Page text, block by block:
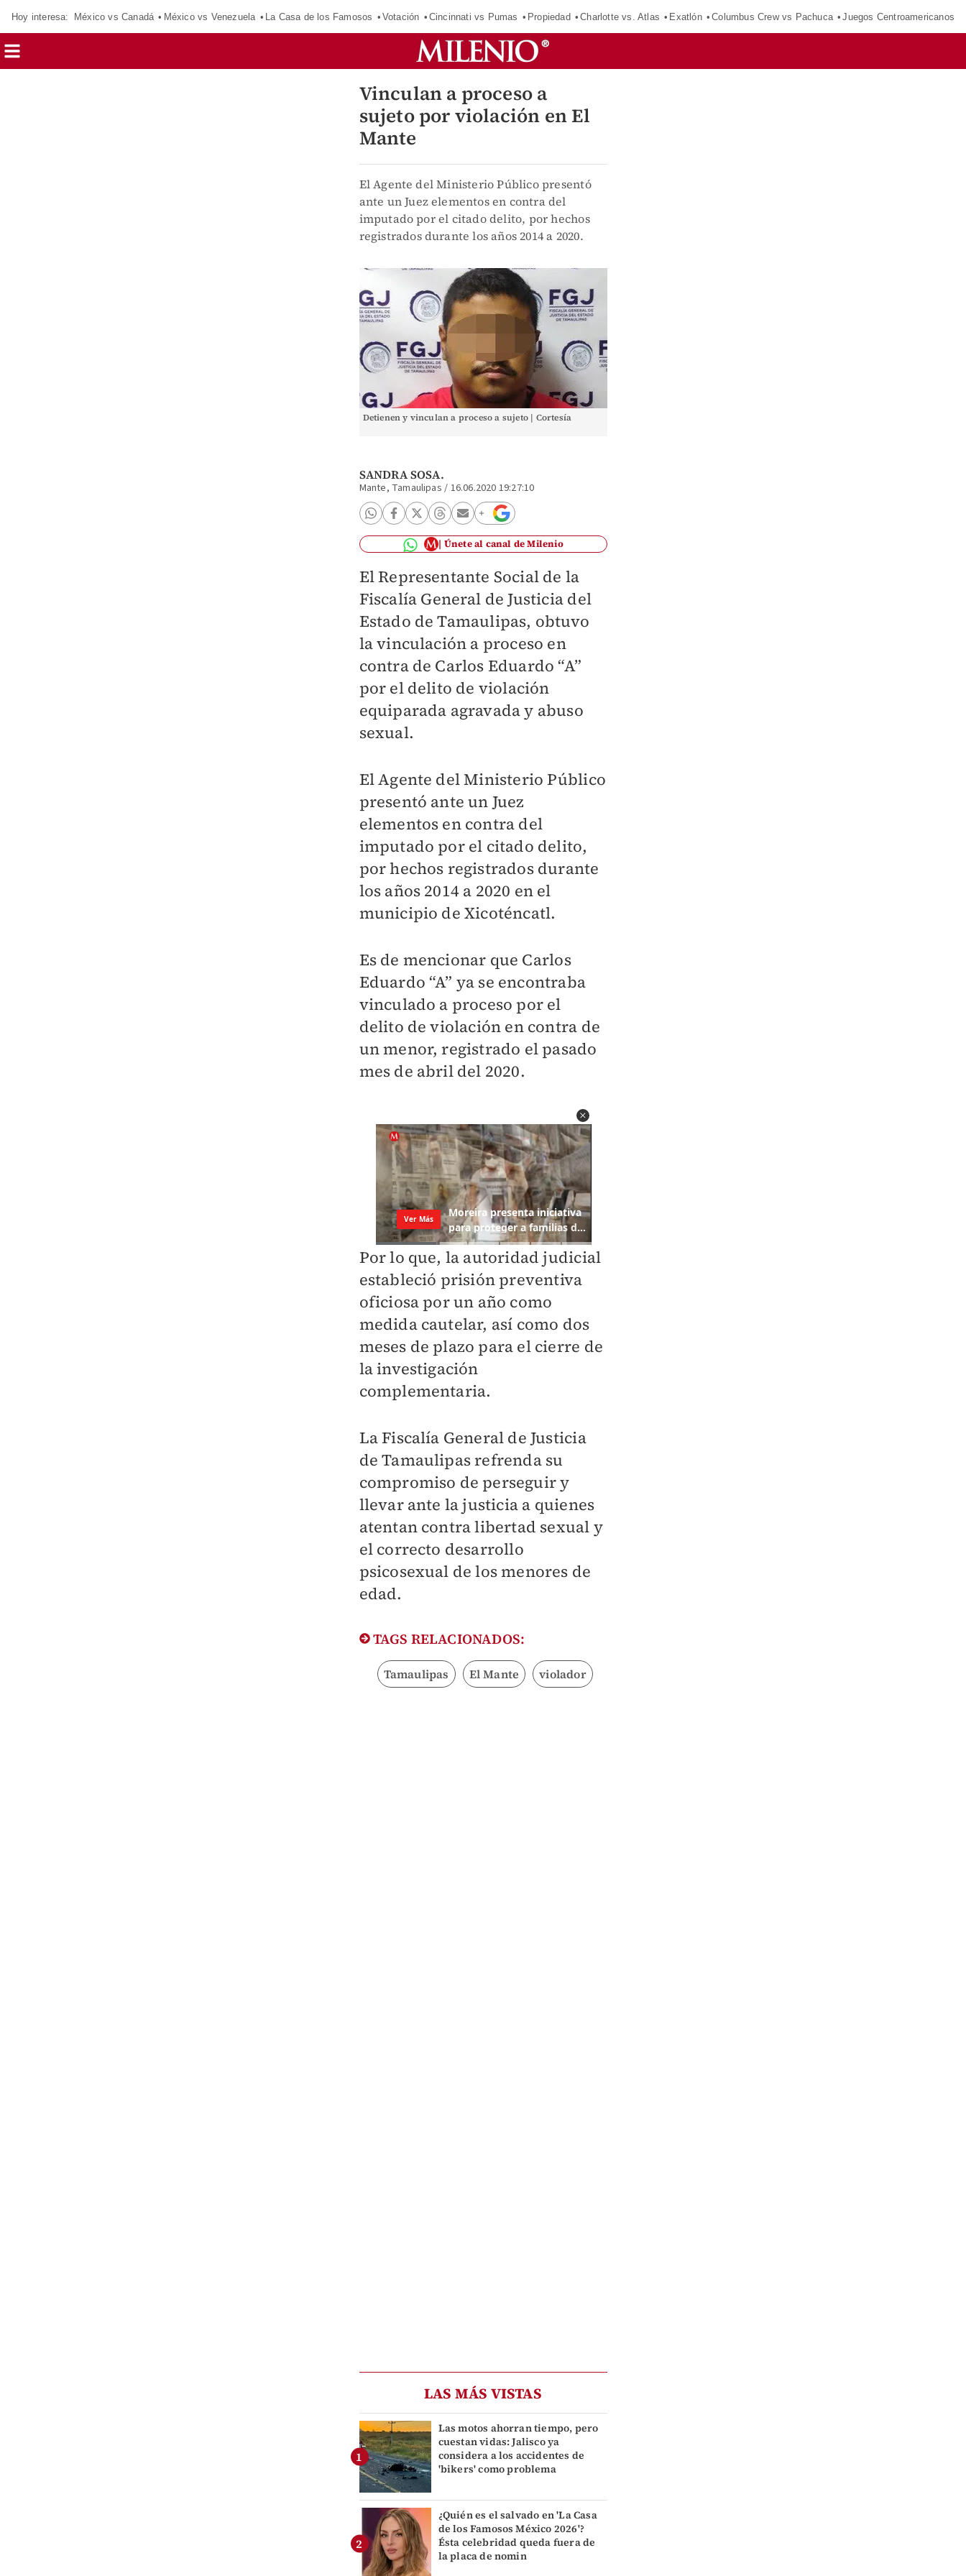
Hoy interesa: México vs Canadá México vs Venezuela La Casa de los Famosos Votación Cincinnati vs Pumas Propiedad Charlotte vs. Atlas Exatlón Columbus Crew vs Pachuca Juegos Centroamericanos
Vinculan a proceso a
sujeto por violación en El
Mante
El Agente del Ministerio Público presentó
ante un Juez elementos en contra del
imputado por el citado delito, por hechos
registrados durante los años 2014 a 2020.
Detienen y vinculan a proceso a sujeto | Cortesía
SANDRA SOSA.
Mante, Tamaulipas / 16.06.2020 19:27:10
Únete al canal de Milenio
El Representante Social de la
Fiscalía General de Justicia del
Estado de Tamaulipas, obtuvo
la vinculación a proceso en
contra de Carlos Eduardo “A”
por el delito de violación
equiparada agravada y abuso
sexual.
El Agente del Ministerio Público
presentó ante un Juez
elementos en contra del
imputado por el citado delito,
por hechos registrados durante
los años 2014 a 2020 en el
municipio de Xicoténcatl.
Es de mencionar que Carlos
Eduardo “A” ya se encontraba
vinculado a proceso por el
delito de violación en contra de
un menor, registrado el pasado
mes de abril del 2020.
Por lo que, la autoridad judicial
estableció prisión preventiva
oficiosa por un año como
medida cautelar, así como dos
meses de plazo para el cierre de
la investigación
complementaria.
La Fiscalía General de Justicia
de Tamaulipas refrenda su
compromiso de perseguir y
llevar ante la justicia a quienes
atentan contra libertad sexual y
el correcto desarrollo
psicosexual de los menores de
edad.
TAGS RELACIONADOS:
Tamaulipas El Mante violador
LAS MÁS VISTAS
Las motos ahorran tiempo, pero
cuestan vidas: Jalisco ya
considera a los accidentes de
'bikers' como problema
¿Quién es el salvado en 'La Casa
de los Famosos México 2026'?
Ésta celebridad queda fuera de
la placa de nomin